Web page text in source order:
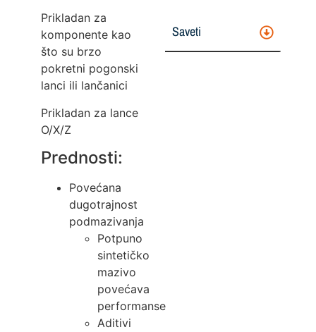
Prikladan za
komponente kao
što su brzo
pokretni pogonski
lanci ili lančanici
Prikladan za lance
O/X/Z
Prednosti:
Povećana
dugotrajnost
podmazivanja
Potpuno
sintetičko
mazivo
povećava
performanse
Aditivi
Saveti